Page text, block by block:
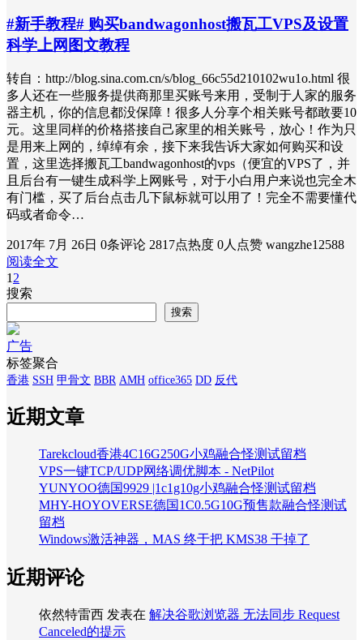
#新手教程# 购买bandwagonhost搬瓦工VPS及设置
科学上网图文教程
转自：http://blog.sina.com.cn/s/blog_66c55d210102wu1o.html 很
多人还在一些服务提供商那里买账号来用，受制于人家的服务
器主机，你的信息都没保障！很多人分享个相关账号都敢要10
元。这里同样的价格搭接自己家里的相关账号，放心！作为只
是用来上网的，绰绰有余，接下来我告诉大家如何购买和设
置，这里选择搬瓦工bandwagonhost的vps（便宜的VPS了，并
且后台有一键生成科学上网账号，对于小白用户来说也完全木
有门槛，买了后台点击几下鼠标就可以用了！完全不需要懂代
码或者命令…
2017年 7月 26日 0条评论 2817点热度 0人点赞 wangzhe12588
阅读全文
1 2
搜索
搜索
广告
标签聚合
香港 SSH 甲骨文 BBR AMH office365 DD 反代
近期文章
Tarekcloud香港4C16G250G小鸡融合怪测试留档
VPS一键TCP/UDP网络调优脚本 - NetPilot
YUNYOO德国9929 |1c1g10g小鸡融合怪测试留档
MHY-HOYOVERSE德国1C0.5G10G预售款融合怪测试
留档
Windows激活神器，MAS 终于把 KMS38 干掉了
近期评论
依然特雷西 发表在 解决谷歌浏览器 无法同步 Request
Canceled的提示